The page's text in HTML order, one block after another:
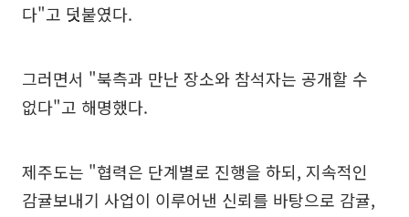
다"고 덧붙였다.
그러면서 "북측과 만난 장소와 참석자는 공개할 수
없다"고 해명했다.
제주도는 "협력은 단계별로 진행을 하되, 지속적인
감귤보내기 사업이 이루어낸 신뢰를 바탕으로 감귤,